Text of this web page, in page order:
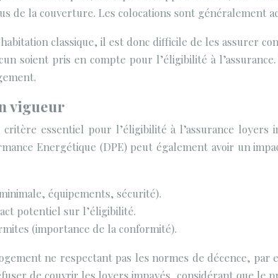
la couverture. Les colocations sont généralement
classique, il est donc difficile de les assurer
soient pris en compte pour l’éligibilité à
vigueur
essentiel pour l’éligibilité à l’assurance
Energétique (DPE) peut également avoir un
équipements, sécurité).
potentiel sur l’éligibilité.
(importance de la conformité).
ne respectant pas les normes de décence, par
de couvrir les loyers impayés, considérant que le